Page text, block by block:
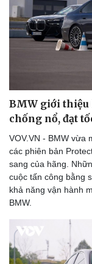
BMW giới thiệu
chống nổ, đạt
VOV.VN - BMW vừa
các phiên bản
sang của hãng.
cuộc tấn công bằng
khả năng vận hành
BMW.